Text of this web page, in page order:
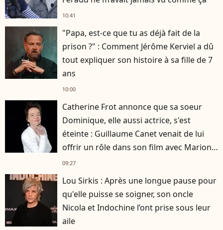
10:41
"Papa, est-ce que tu as déjà fait de la
prison ?" : Comment Jérôme Kerviel a dû
tout expliquer son histoire à sa fille de 7
ans
10:00
Catherine Frot annonce que sa soeur
Dominique, elle aussi actrice, s'est
éteinte : Guillaume Canet venait de lui
offrir un rôle dans son film avec Marion
Cotillard
09:27
Lou Sirkis : Après une longue pause pour
qu'elle puisse se soigner, son oncle
Nicola et Indochine l’ont prise sous leur
aile